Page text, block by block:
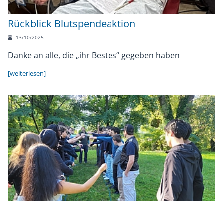
Rückblick Blutspendeaktion
13/10/2025
Danke an alle, die „ihr Bestes“ gegeben haben
[weiterlesen]